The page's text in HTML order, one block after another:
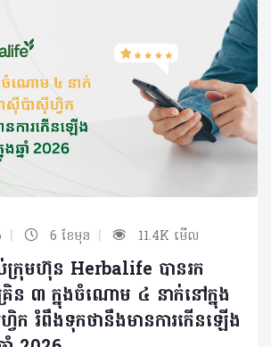
| 6 ខែមុន | 11.4K មើល
ក្រុមហ៊ុន Herbalife បានរក
៣ ក្នុងចំណោម ៤ នាក់នៅក្នុង
ក រំពឹងទុកថានឹងមានការកើនឡើង